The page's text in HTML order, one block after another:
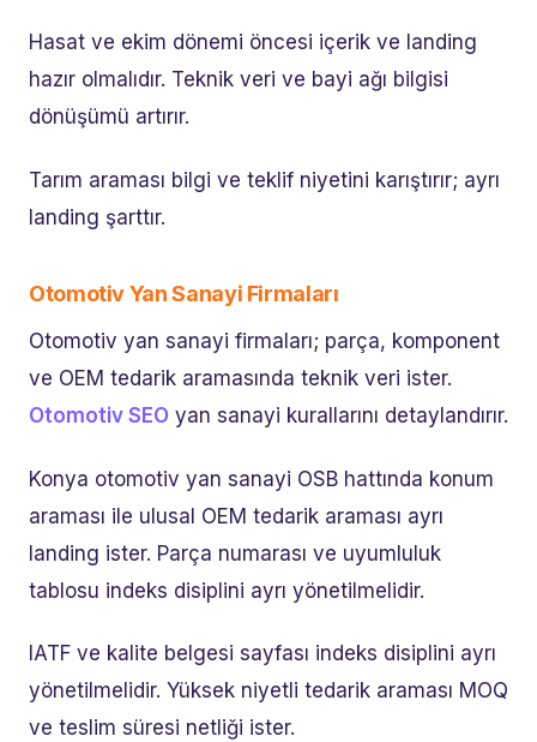
Hasat ve ekim dönemi öncesi içerik ve landing
hazır olmalıdır. Teknik veri ve bayi ağı bilgisi
dönüşümü artırır.
Tarım araması bilgi ve teklif niyetini karıştırır; ayrı
landing şarttır.
Otomotiv Yan Sanayi Firmaları
Otomotiv yan sanayi firmaları; parça, komponent
ve OEM tedarik aramasında teknik veri ister.
Otomotiv SEO yan sanayi kurallarını detaylandırır.
Konya otomotiv yan sanayi OSB hattında konum
araması ile ulusal OEM tedarik araması ayrı
landing ister. Parça numarası ve uyumluluk
tablosu indeks disiplini ayrı yönetilmelidir.
IATF ve kalite belgesi sayfası indeks disiplini ayrı
yönetilmelidir. Yüksek niyetli tedarik araması MOQ
ve teslim süresi netliği ister.